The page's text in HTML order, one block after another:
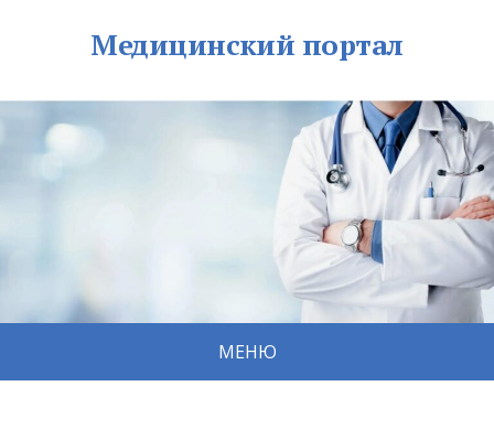
Медицинский портал
МЕНЮ